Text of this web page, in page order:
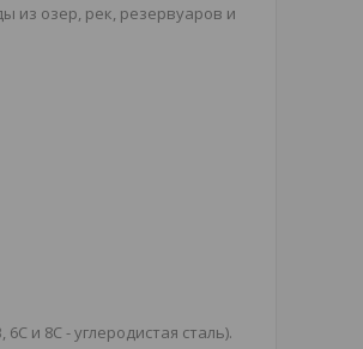
из озер, рек, резервуаров и
и 8C - углеродистая сталь).